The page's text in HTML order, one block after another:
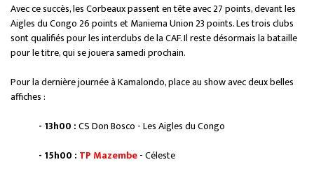
Avec ce succès, les Corbeaux passent en tête avec 27 points, devant les
Aigles du Congo 26 points et Maniema Union 23 points. Les trois clubs
sont qualifiés pour les interclubs de la CAF. Il reste désormais la bataille
pour le titre, qui se jouera samedi prochain.
Pour la dernière journée à Kamalondo, place au show avec deux belles
affiches :
- 13h00 :CS Don Bosco - Les Aigles du Congo
- 15h00 : TP Mazembe- Céleste